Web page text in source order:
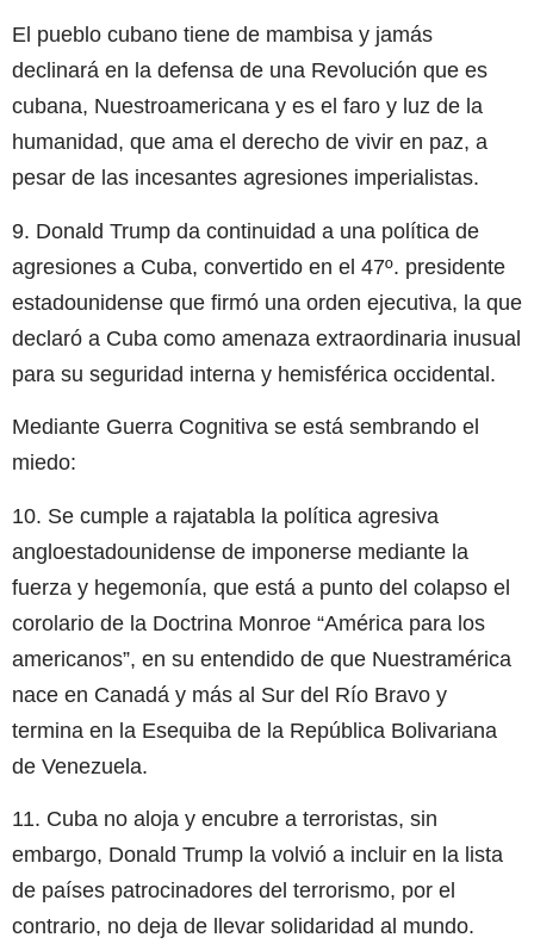
El pueblo cubano tiene de mambisa y jamás
declinará en la defensa de una Revolución que es
cubana, Nuestroamericana y es el faro y luz de la
humanidad, que ama el derecho de vivir en paz, a
pesar de las incesantes agresiones imperialistas.
9. Donald Trump da continuidad a una política de
agresiones a Cuba, convertido en el 47º. presidente
estadounidense que firmó una orden ejecutiva, la que
declaró a Cuba como amenaza extraordinaria inusual
para su seguridad interna y hemisférica occidental.
Mediante Guerra Cognitiva se está sembrando el
miedo:
10. Se cumple a rajatabla la política agresiva
angloestadounidense de imponerse mediante la
fuerza y hegemonía, que está a punto del colapso el
corolario de la Doctrina Monroe “América para los
americanos”, en su entendido de que Nuestramérica
nace en Canadá y más al Sur del Río Bravo y
termina en la Esequiba de la República Bolivariana
de Venezuela.
11. Cuba no aloja y encubre a terroristas, sin
embargo, Donald Trump la volvió a incluir en la lista
de países patrocinadores del terrorismo, por el
contrario, no deja de llevar solidaridad al mundo.